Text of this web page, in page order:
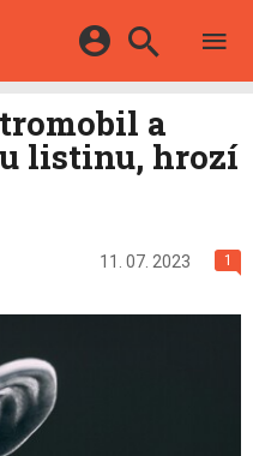
a
listinu, hrozí
11. 07. 2023 1